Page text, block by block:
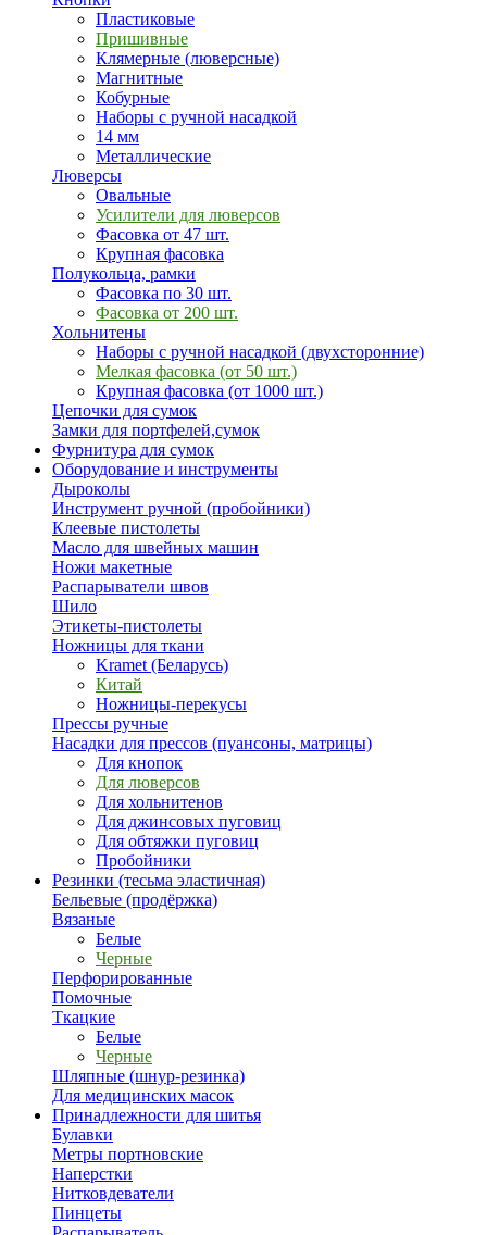
Пластиковые
Пришивные
Клямерные (люверсные)
Магнитные
Кобурные
Наборы с ручной насадкой
14 мм
Металлические
Люверсы
Овальные
Усилители для люверсов
Фасовка от 47 шт.
Крупная фасовка
Полукольца, рамки
Фасовка по 30 шт.
Фасовка от 200 шт.
Хольнитены
Наборы с ручной насадкой (двухсторонние)
Мелкая фасовка (от 50 шт.)
Крупная фасовка (от 1000 шт.)
Цепочки для сумок
Замки для портфелей,сумок
Фурнитура для сумок
Оборудование и инструменты
Дыроколы
Инструмент ручной (пробойники)
Клеевые пистолеты
Масло для швейных машин
Ножи макетные
Распарыватели швов
Шило
Этикеты-пистолеты
Ножницы для ткани
Kramet (Беларусь)
Китай
Ножницы-перекусы
Прессы ручные
Насадки для прессов (пуансоны, матрицы)
Для кнопок
Для люверсов
Для хольнитенов
Для джинсовых пуговиц
Для обтяжки пуговиц
Пробойники
Резинки (тесьма эластичная)
Бельевые (продёржка)
Вязаные
Белые
Черные
Перфорированные
Помочные
Ткацкие
Белые
Черные
Шляпные (шнур-резинка)
Для медицинских масок
Принадлежности для шитья
Булавки
Метры портновские
Наперстки
Нитковдеватели
Пинцеты